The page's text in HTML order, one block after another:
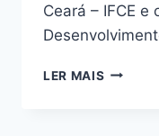
Ceará – IFCE e
LER MAIS